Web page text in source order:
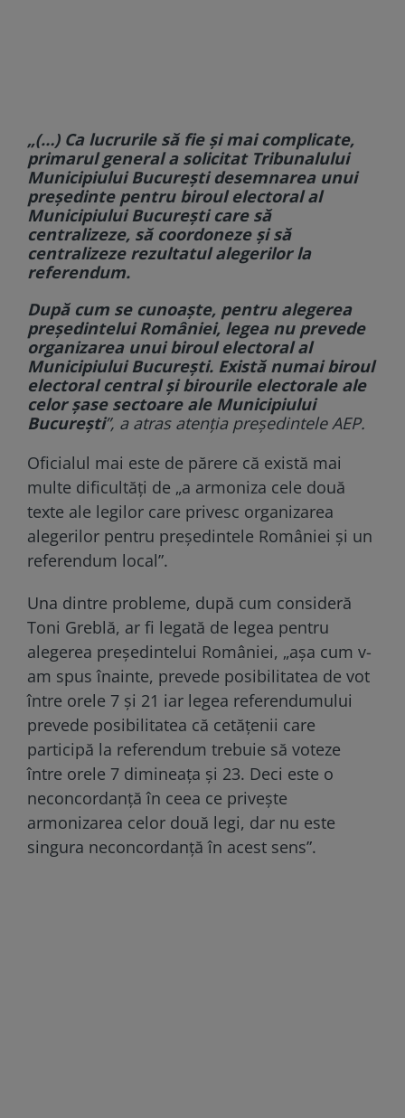
„(…) Ca lucrurile să fie și mai complicate,
primarul general a solicitat Tribunalului
Municipiului București desemnarea unui
președinte pentru biroul electoral al
Municipiului București care să
centralizeze, să coordoneze și să
centralizeze rezultatul alegerilor la
referendum.
După cum se cunoaște, pentru alegerea
președintelui României, legea nu prevede
organizarea unui biroul electoral al
Municipiului București. Există numai biroul
electoral central și birourile electorale ale
celor șase sectoare ale Municipiului
București”, a atras atenția președintele AEP.
Oficialul mai este de părere că există mai
multe dificultăți de „a armoniza cele două
texte ale legilor care privesc organizarea
alegerilor pentru președintele României și un
referendum local”.
Una dintre probleme, după cum consideră
Toni Greblă, ar fi legată de legea pentru
alegerea președintelui României, „așa cum v-
am spus înainte, prevede posibilitatea de vot
între orele 7 și 21 iar legea referendumului
prevede posibilitatea că cetățenii care
participă la referendum trebuie să voteze
între orele 7 dimineața și 23. Deci este o
neconcordanță în ceea ce privește
armonizarea celor două legi, dar nu este
singura neconcordanță în acest sens”.